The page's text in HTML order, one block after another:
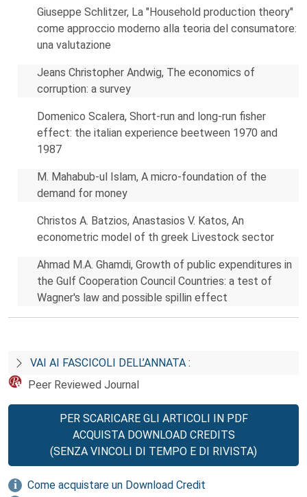
Giuseppe Schlitzer, La "Household production theory"
come approccio moderno alla teoria del consumatore:
una valutazione
Jeans Christopher Andwig, The economics of
corruption: a survey
Domenico Scalera, Short-run and long-run fisher
effect: the italian experience beetween 1970 and
1987
M. Mahabub-ul Islam, A micro-foundation of the
demand for money
Christos A. Batzios, Anastasios V. Katos, An
econometric model of th greek Livestock sector
Ahmad M.A. Ghamdi, Growth of public expenditures in
the Gulf Cooperation Council Countries: a test of
Wagner's law and possible spillin effect
VAI AI FASCICOLI DELL’ANNATA :
Peer Reviewed Journal
PER SCARICARE GLI ARTICOLI IN PDF
ACQUISTA DOWNLOAD CREDITS
(SENZA VINCOLI DI TEMPO E DI RIVISTA)
Come acquistare un Download Credit